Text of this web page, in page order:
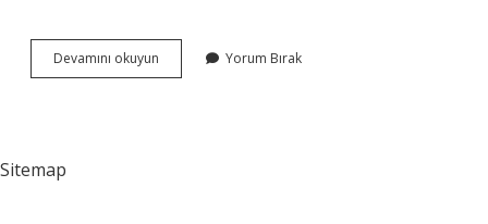
Devamını okuyun
Ameliyatı
Yorum Bırak
Sitemap